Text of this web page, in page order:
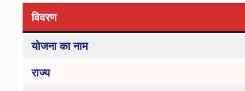
विवरण
योजना का नाम
राज्य